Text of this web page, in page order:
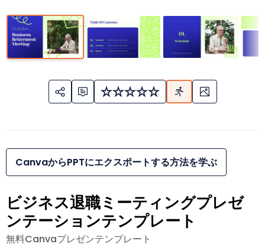
CanvaからPPTにエクスポートする方法を学ぶ
ビジネス退職ミーティングプレゼ
ンテーションテンプレート
無料Canvaプレゼンテンプレート